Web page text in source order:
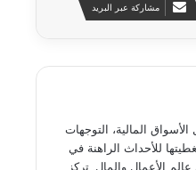
مشاركة عبر البريد
المالية، التوجهات
للأحداث الراهنة في
الأعمال والمال. تركز